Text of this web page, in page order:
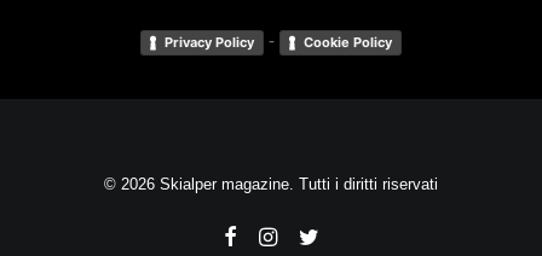
Privacy Policy - Cookie Policy
© 2026 Skialper magazine. Tutti i diritti riservati